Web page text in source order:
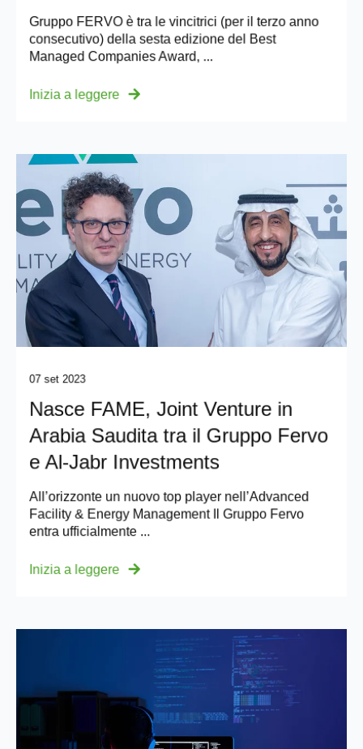
Gruppo FERVO è tra le vincitrici (per il terzo anno
consecutivo) della sesta edizione del Best
Managed Companies Award, ...
Inizia a leggere
07 set 2023
Nasce FAME, Joint Venture in
Arabia Saudita tra il Gruppo Fervo
e Al-Jabr Investments
All’orizzonte un nuovo top player nell’Advanced
Facility & Energy Management Il Gruppo Fervo
entra ufficialmente ...
Inizia a leggere